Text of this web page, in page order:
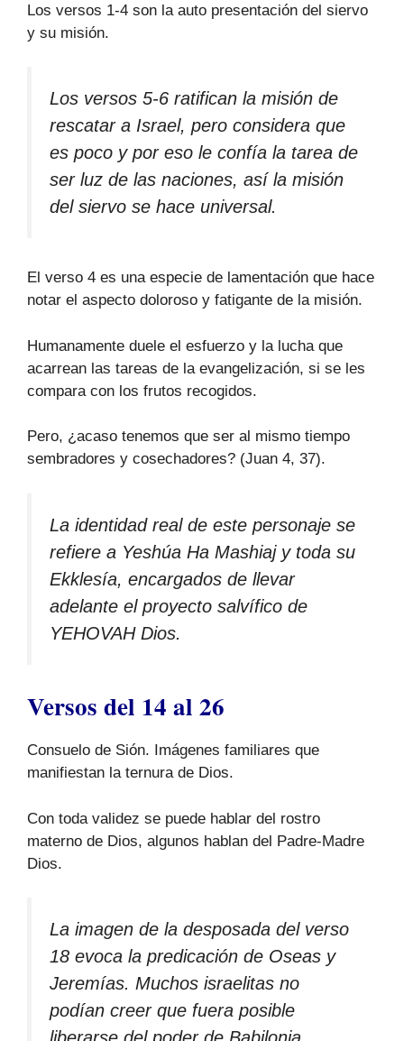
Los versos 1-4 son la auto presentación del siervo
y su misión.
Los versos 5-6 ratifican la misión de
rescatar a Israel, pero considera que
es poco y por eso le confía la tarea de
ser luz de las naciones, así la misión
del siervo se hace universal.
El verso 4 es una especie de lamentación que hace
notar el aspecto doloroso y fatigante de la misión.
Humanamente duele el esfuerzo y la lucha que
acarrean las tareas de la evangelización, si se les
compara con los frutos recogidos.
Pero, ¿acaso tenemos que ser al mismo tiempo
sembradores y cosechadores? (Juan 4, 37).
La identidad real de este personaje se
refiere a Yeshúa Ha Mashiaj y toda su
Ekklesía, encargados de llevar
adelante el proyecto salvífico de
YEHOVAH Dios.
Versos del 14 al 26
Consuelo de Sión. Imágenes familiares que
manifiestan la ternura de Dios.
Con toda validez se puede hablar del rostro
materno de Dios, algunos hablan del Padre-Madre
Dios.
La imagen de la desposada del verso
18 evoca la predicación de Oseas y
Jeremías. Muchos israelitas no
podían creer que fuera posible